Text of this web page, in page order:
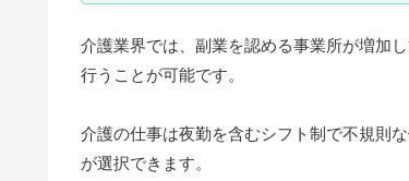
介護業界では、副業を認める事業所が増加
行うことが可能です。
介護の仕事は夜勤を含むシフト制で不規則
が選択できます。